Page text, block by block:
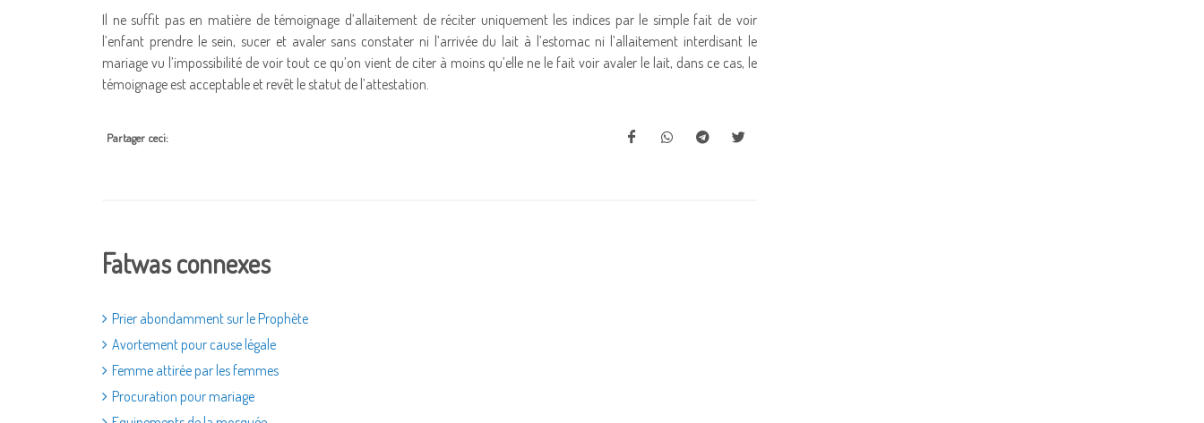
Il ne suffit pas en matière de témoignage d’allaitement de réciter uniquement les indices par le simple fait de voir
l’enfant prendre le sein, sucer et avaler sans constater ni l’arrivée du lait à l’estomac ni l’allaitement interdisant le
mariage vu l’impossibilité de voir tout ce qu’on vient de citer à moins qu’elle ne le fait voir avaler le lait, dans ce cas, le
témoignage est acceptable et revêt le statut de l’attestation.
Partager ceci:
Fatwas connexes
Prier abondamment sur le Prophète
Avortement pour cause légale
Femme attirée par les femmes
Procuration pour mariage